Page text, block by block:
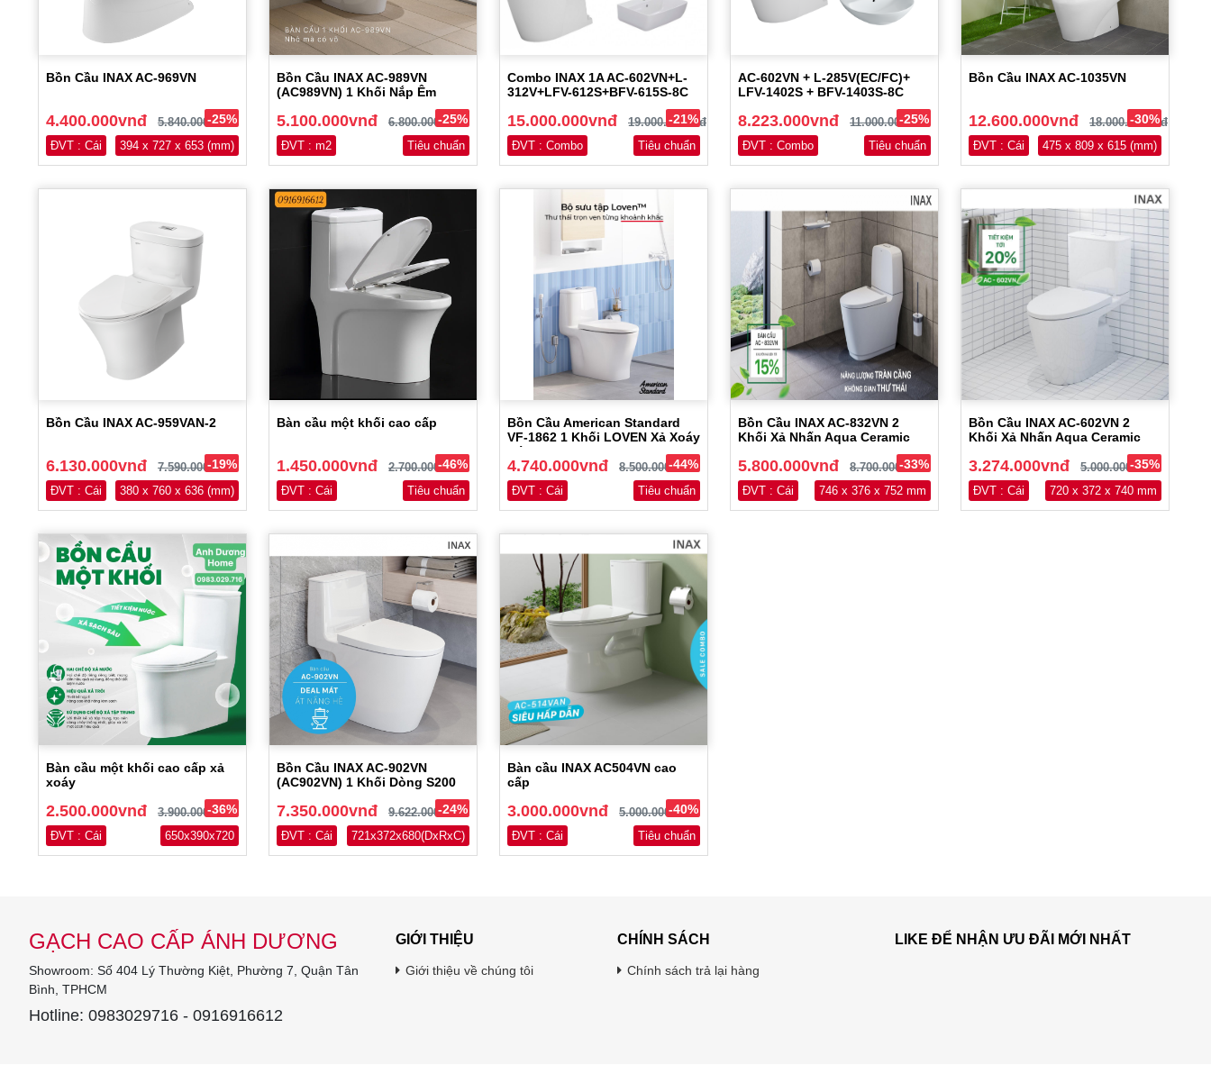
Bồn Cầu INAX AC-969VN
4.400.000vnđ 5.840.000vnđ
-25%
ĐVT : Cái 394 x 727 x 653 (mm)
Bồn Cầu INAX AC-989VN
(AC989VN) 1 Khối Nắp Êm
5.100.000vnđ 6.800.000vnđ
-25%
ĐVT : m2 Tiêu chuẩn
Combo INAX 1A AC-602VN+L-
312V+LFV-612S+BFV-615S-8C
15.000.000vnđ 19.000.000vnđ
-21%
ĐVT : Combo Tiêu chuẩn
AC-602VN + L-285V(EC/FC)+
LFV-1402S + BFV-1403S-8C
8.223.000vnđ 11.000.000vnđ
-25%
ĐVT : Combo Tiêu chuẩn
Bồn Cầu INAX AC-1035VN
12.600.000vnđ 18.000.000vnđ
-30%
ĐVT : Cái 475 x 809 x 615 (mm)
Bồn Cầu INAX AC-959VAN-2
6.130.000vnđ 7.590.000vnđ
-19%
ĐVT : Cái 380 x 760 x 636 (mm)
Bàn cầu một khối cao cấp
1.450.000vnđ 2.700.000vnđ
-46%
ĐVT : Cái Tiêu chuẩn
Bồn Cầu American Standard
VF-1862 1 Khối LOVEN Xả Xoáy
Kép
4.740.000vnđ 8.500.000vnđ
-44%
ĐVT : Cái Tiêu chuẩn
Bồn Cầu INAX AC-832VN 2
Khối Xả Nhấn Aqua Ceramic
5.800.000vnđ 8.700.000vnđ
-33%
ĐVT : Cái 746 x 376 x 752 mm
Bồn Cầu INAX AC-602VN 2
Khối Xả Nhấn Aqua Ceramic
3.274.000vnđ 5.000.000vnđ
-35%
ĐVT : Cái 720 x 372 x 740 mm
Bàn cầu một khối cao cấp xả
xoáy
2.500.000vnđ 3.900.000vnđ
-36%
ĐVT : Cái 650x390x720
Bồn Cầu INAX AC-902VN
(AC902VN) 1 Khối Dòng S200
7.350.000vnđ 9.622.000vnđ
-24%
ĐVT : Cái 721x372x680(DxRxC)
Bàn cầu INAX AC504VN cao
cấp
3.000.000vnđ 5.000.000vnđ
-40%
ĐVT : Cái Tiêu chuẩn
GẠCH CAO CẤP ÁNH DƯƠNG
Showroom: Số 404 Lý Thường Kiệt, Phường 7, Quận Tân
Bình, TPHCM
Hotline: 0983029716 - 0916916612
GIỚI THIỆU
Giới thiệu về chúng tôi
CHÍNH SÁCH
Chính sách trả lại hàng
LIKE ĐỂ NHẬN ƯU ĐÃI MỚI NHẤT